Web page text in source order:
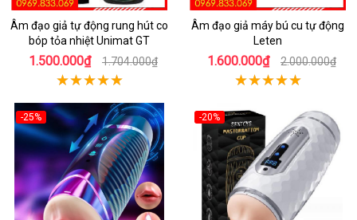
Âm đạo giả tự động rung hút co
bóp tỏa nhiệt Unimat GT
1.500.000₫ 1.704.000₫
Âm đạo giả máy bú cu tự động
Leten
1.600.000₫ 2.000.000₫
-25% -20%